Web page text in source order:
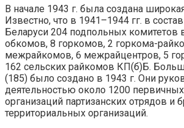
В начале 1943 г. была создана
Известно, что в 1941–1944 гг. в
Беларуси 204 подпольных комитетов
обкомов, 8 горкомов, 2 горкома-
межрайкомов, 6 межрайцентров, 5
162 сельских райкомов КП(б)Б.
(185) было создано в 1943 г. Они
деятельностью около 1200
организаций партизанских отрядов и
территориальных организаций.